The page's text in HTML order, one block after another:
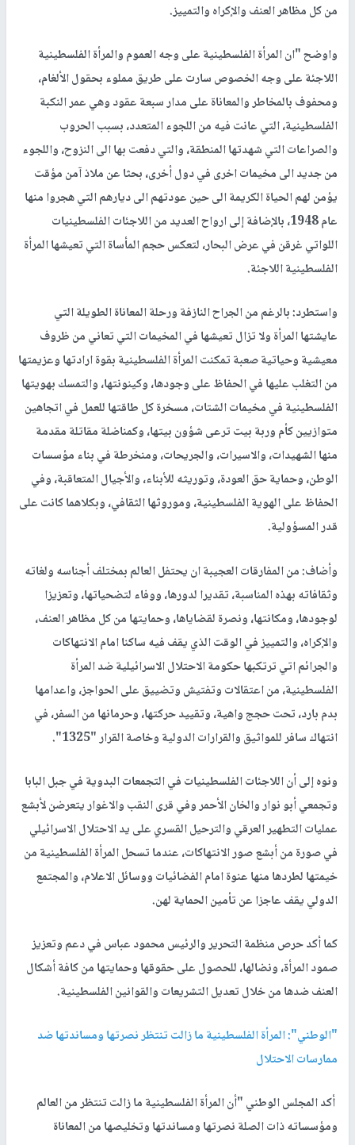
من كل مظاهر العنف والإكراه والتمييز.
واوضح "ان المرأة الفلسطينية على وجه العموم والمرأة الفلسطينية
اللاجئة على وجه الخصوص سارت على طريق مملوء بحقول الألغام،
ومحفوف بالمخاطر والمعاناة على مدار سبعة عقود وهي عمر النكبة
الفلسطينية، التي عانت فيه من اللجوء المتعدد، بسبب الحروب
والصراعات التي شهدتها المنطقة، والتي دفعت بها الى النزوح، واللجوء
من جديد الى مخيمات اخرى في دول أخرى، بحثا عن ملاذ آمن مؤقت
يؤمن لهم الحياة الكريمة الى حين عودتهم الى ديارهم التي هجروا منها
عام 1948، بالإضافة إلى ارواح العديد من اللاجئات الفلسطينيات
اللواتي غرقن في عرض البحار، لتعكس حجم المأساة التي تعيشها المرأة
الفلسطينية اللاجئة.
واستطرد: بالرغم من الجراح النازفة ورحلة المعاناة الطويلة التي
عايشتها المرأة ولا تزال تعيشها في المخيمات التي تعاني من ظروف
معيشية وحياتية صعبة تمكنت المرأة الفلسطينية بقوة ارادتها وعزيمتها
من التغلب عليها في الحفاظ على وجودها، وكينونتها، والتمسك بهويتها
الفلسطينية في مخيمات الشتات، مسخرة كل طاقتها للعمل في اتجاهين
متوازيين كأم وربة بيت ترعى شؤون بيتها، وكمناضلة مقاتلة مقدمة
منها الشهيدات، والاسيرات، والجريحات، ومنخرطة في بناء مؤسسات
الوطن، وحماية حق العودة، وتوريثه للأبناء، والأجيال المتعاقبة، وفي
الحفاظ على الهوية الفلسطينية، وموروثها الثقافي، وبكلاهما كانت على
قدر المسؤولية.
وأضاف: من المفارقات العجيبة ان يحتفل العالم بمختلف أجناسه ولغاته
وثقافاته بهذه المناسبة، تقديرا لدورها، ووفاء لتضحياتها، وتعزيزا
لوجودها، ومكانتها، ونصرة لقضاياها، وحمايتها من كل مظاهر العنف،
والإكراه، والتمييز في الوقت الذي يقف فيه ساكنا امام الانتهاكات
والجرائم اتي ترتكبها حكومة الاحتلال الاسرائيلية ضد المرأة
الفلسطينية، من اعتقالات وتفتيش وتضييق على الحواجز، واعدامها
بدم بارد، تحت حجج واهية، وتقييد حركتها، وحرمانها من السفر، في
انتهاك سافر للمواثيق والقرارات الدولية وخاصة القرار "1325".
ونوه إلى أن اللاجئات الفلسطينيات في التجمعات البدوية في جبل البابا
وتجمعي أبو نوار والخان الأحمر وفي قرى النقب والاغوار يتعرضن لأبشع
عمليات التطهير العرقي والترحيل القسري على يد الاحتلال الاسرائيلي
في صورة من أبشع صور الانتهاكات، عندما تسحل المرأة الفلسطينية من
خيمتها لطردها منها عنوة امام الفضائيات ووسائل الاعلام، والمجتمع
الدولي يقف عاجزا عن تأمين الحماية لهن.
كما أكد حرص منظمة التحرير والرئيس محمود عباس في دعم وتعزيز
صمود المرأة، ونضالها، للحصول على حقوقها وحمايتها من كافة أشكال
العنف ضدها من خلال تعديل التشريعات والقوانين الفلسطينية.
"الوطني": المرأة الفلسطينية ما زالت تنتظر نصرتها ومساندتها ضد
ممارسات الاحتلال
أكد المجلس الوطني "أن المرأة الفلسطينية ما زالت تنتظر من العالم
ومؤسساته ذات الصلة نصرتها ومساندتها وتخليصها من المعاناة